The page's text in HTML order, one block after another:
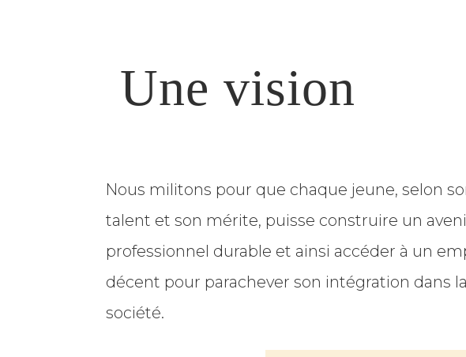
Une vision
Nous militons pour que chaque jeune, selon
talent et son mérite, puisse construire un
professionnel durable et ainsi accéder à un
décent pour parachever son intégration dans la
société.